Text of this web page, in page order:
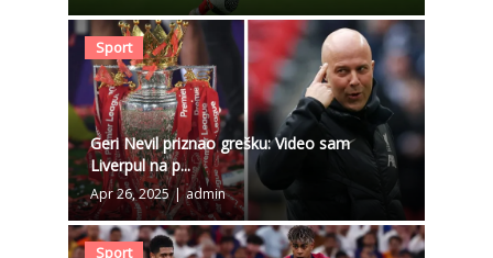
Sport
Geri Nevil priznao grešku: Video sam
Liverpul na p...
Apr 26, 2025 | admin
Sport